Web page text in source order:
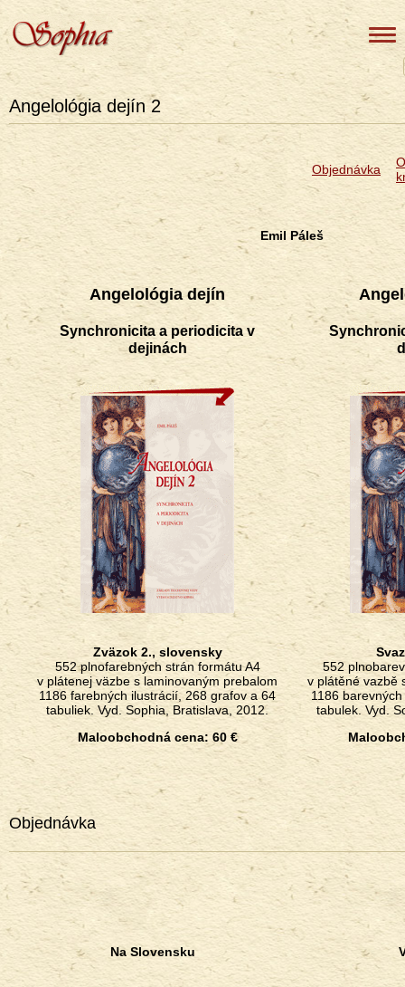
Angelológia dejín 2
Objednávka
O
Emil Páleš
Angelológia dejín
Synchronicita a periodicita v
dejinách
Zväzok 2., slovensky
552 plnofarebných strán formátu A4
v plátenej väzbe s laminovaným prebalom
1186 farebných ilustrácií, 268 grafov a 64
tabuliek. Vyd. Sophia, Bratislava, 2012.
Maloobchodná cena: 60 €
552
v plátěné vazbě
1186
tabulek. Vyd.
Objednávka
Na Slovensku